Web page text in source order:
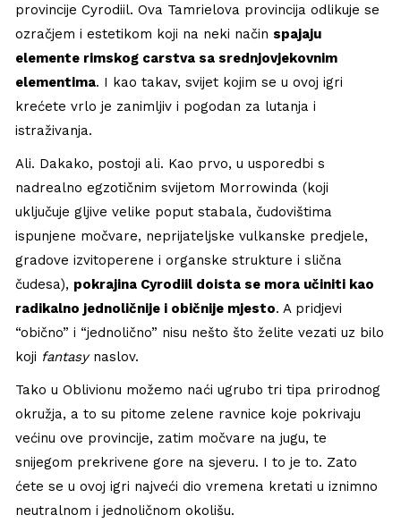
provincije Cyrodiil. Ova Tamrielova provincija odlikuje se
ozračjem i estetikom koji na neki način spajaju
elemente rimskog carstva sa srednjovjekovnim
elementima. I kao takav, svijet kojim se u ovoj igri
krećete vrlo je zanimljiv i pogodan za lutanja i
istraživanja.
Ali. Dakako, postoji ali. Kao prvo, u usporedbi s
nadrealno egzotičnim svijetom Morrowinda (koji
uključuje gljive velike poput stabala, čudovištima
ispunjene močvare, neprijateljske vulkanske predjele,
gradove izvitoperene i organske strukture i slična
čudesa), pokrajina Cyrodiil doista se mora učiniti kao
radikalno jednoličnije i običnije mjesto. A pridjevi
“obično” i “jednolično” nisu nešto što želite vezati uz bilo
koji fantasynaslov.
Tako u Oblivionu možemo naći ugrubo tri tipa prirodnog
okružja, a to su pitome zelene ravnice koje pokrivaju
većinu ove provincije, zatim močvare na jugu, te
snijegom prekrivene gore na sjeveru. I to je to. Zato
ćete se u ovoj igri najveći dio vremena kretati u iznimno
neutralnom i jednoličnom okolišu.